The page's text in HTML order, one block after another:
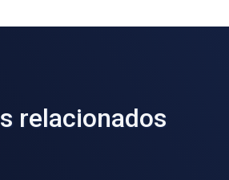
relacionados